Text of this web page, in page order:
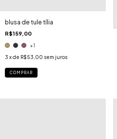
blusa de tule tília
R$159,00
+1
3 x de R$53,00 sem juros
COMPRAR